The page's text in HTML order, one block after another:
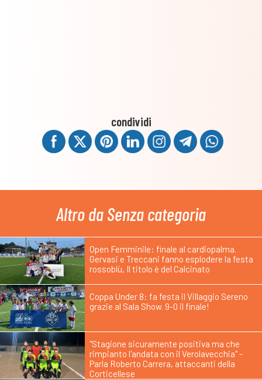
condividi
Altro da Senza categoria
Open Femminile: finale al cardiopalma.
Gervasi e Treccani fanno esplodere la festa
rossoblù, Il titolo è del Calcinato
Coppa Under 8: fa festa il Villaggio Sereno
grazie al Sala Show. 9-0 il finale!
"Stagione sicuramente positiva ma che
rimpianto l'andata con il Verolavecchia" -
Parla Roberto Carrera, attaccanti della
Corticellese